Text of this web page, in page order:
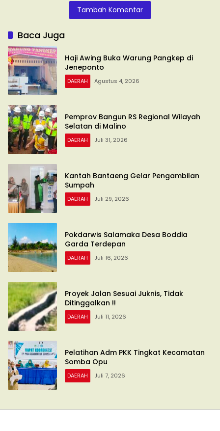
Tambah Komentar
Baca Juga
Haji Awing Buka Warung Pangkep di
Jeneponto
DAERAH Agustus 4, 2026
Pemprov Bangun RS Regional Wilayah
Selatan di Malino
DAERAH Juli 31, 2026
Kantah Bantaeng Gelar Pengambilan
Sumpah
DAERAH Juli 29, 2026
Pokdarwis Salamaka Desa Boddia
Garda Terdepan
DAERAH Juli 16, 2026
Proyek Jalan Sesuai Juknis, Tidak
Ditinggalkan !!
DAERAH Juli 11, 2026
Pelatihan Adm PKK Tingkat Kecamatan
Somba Opu
DAERAH Juli 7, 2026